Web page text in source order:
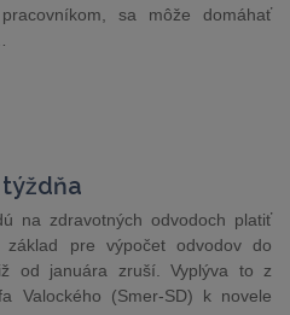
sa môže domáhať
na zdravotných odvodoch platiť
základ pre výpočet odvodov do
od januára zruší. Vyplýva to z
Valockého (Smer-SD) k novele